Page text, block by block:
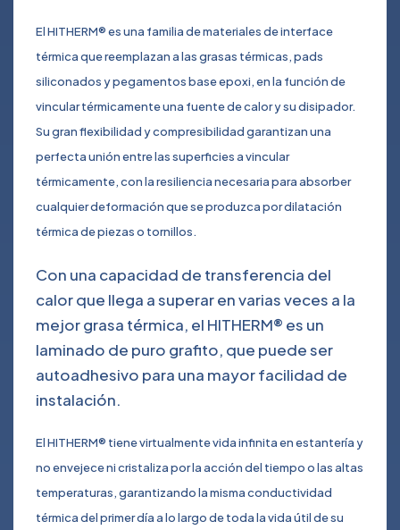
El HITHERM® es una familia de materiales de interface
térmica que reemplazan a las grasas térmicas, pads
siliconados y pegamentos base epoxi, en la función de
vincular térmicamente una fuente de calor y su disipador.
Su gran flexibilidad y compresibilidad garantizan una
perfecta unión entre las superficies a vincular
térmicamente, con la resiliencia necesaria para absorber
cualquier deformación que se produzca por dilatación
térmica de piezas o tornillos.
Con una capacidad de transferencia del
calor que llega a superar en varias veces a la
mejor grasa térmica, el HITHERM® es un
laminado de puro grafito, que puede ser
autoadhesivo para una mayor facilidad de
instalación.
El HITHERM® tiene virtualmente vida infinita en estantería y
no envejece ni cristaliza por la acción del tiempo o las altas
temperaturas, garantizando la misma conductividad
térmica del primer día a lo largo de toda la vida útil de su